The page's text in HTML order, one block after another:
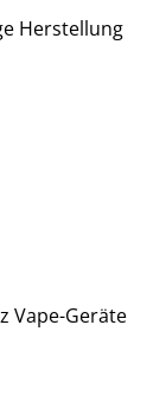
Herstellung
Vape-Geräte